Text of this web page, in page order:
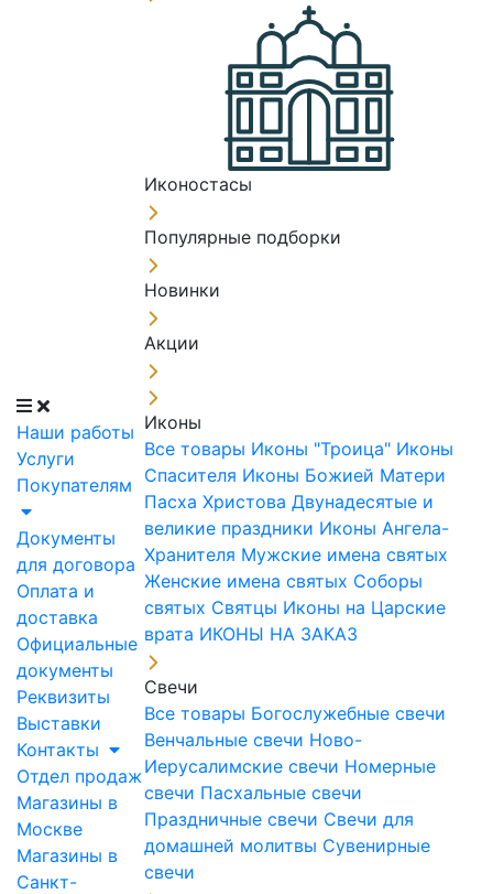
Наши работы
Услуги
Покупателям
Документы
для договора
Оплата и
доставка
Официальные
документы
Реквизиты
Выставки
Контакты
Отдел продаж
Магазины в
Москве
Магазины в
Санкт-
Иконостасы
Популярные подборки
Новинки
Акции
Иконы
Все товары Иконы "Троица" Иконы
Спасителя Иконы Божией Матери
Пасха Христова Двунадесятые и
великие праздники Иконы Ангела-
Хранителя Мужские имена святых
Женские имена святых Соборы
святых Святцы Иконы на Царские
врата ИКОНЫ НА ЗАКАЗ
Свечи
Все товары Богослужебные свечи
Венчальные свечи Ново-
Иерусалимские свечи Номерные
свечи Пасхальные свечи
Праздничные свечи Свечи для
домашней молитвы Сувенирные
свечи